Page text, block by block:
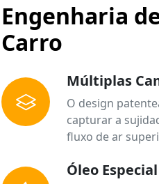
Engenharia
Carro
Múltiplas
O design
capturar a
fluxo de ar
Óleo